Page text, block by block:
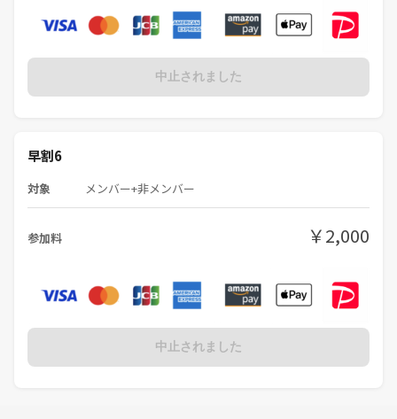
中止されました
早割6
対象 メンバー+非メンバー
参加料 ￥2,000
中止されました